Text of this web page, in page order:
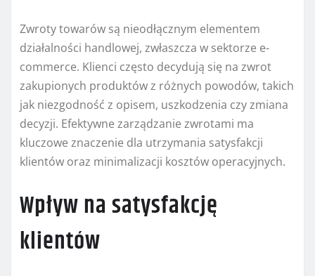
Zwroty towarów są nieodłącznym elementem
działalności handlowej, zwłaszcza w sektorze e-
commerce. Klienci często decydują się na zwrot
zakupionych produktów z różnych powodów, takich
jak niezgodność z opisem, uszkodzenia czy zmiana
decyzji. Efektywne zarządzanie zwrotami ma
kluczowe znaczenie dla utrzymania satysfakcji
klientów oraz minimalizacji kosztów operacyjnych.
Wpływ na satysfakcję
klientów